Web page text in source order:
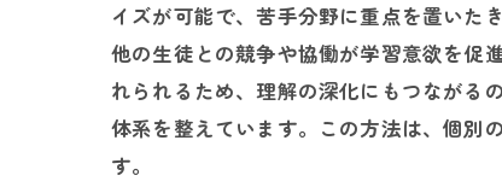
イズが可能で、苦手分野に重点を置いた
他の生徒との競争や協働が学習意欲を促
れられるため、理解の深化にもつながる
体系を整えています。この方法は、個別
す。